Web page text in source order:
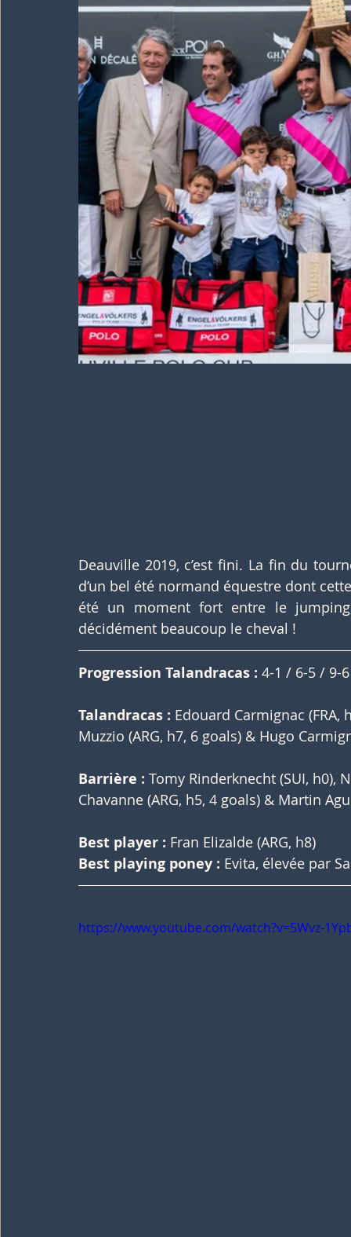
Deauville 2019, c’est fini. La fin du
d’un bel été normand équestre dont
été un moment fort entre le
décidément beaucoup le cheval !
Progression Talandracas : 4-1 / 6-5 / 9-
Talandracas : Edouard Carmignac (FRA,
Muzzio (ARG, h7, 6 goals) & Hugo
Barrière : Tomy Rinderknecht (SUI, h0),
Chavanne (ARG, h5, 4 goals) & Martin
Best player : Fran Elizalde (ARG, h8)
Best playing poney : Evita, élevée par
https://www.youtube.com/watch?v=5Wvz-